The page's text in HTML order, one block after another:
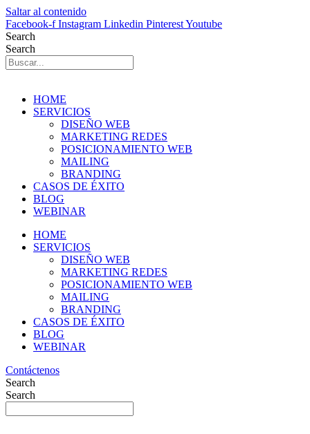
Saltar al contenido
Facebook-f Instagram Linkedin PinterestYoutube
Search
Search
HOME
SERVICIOS
DISEÑO WEB
MARKETING REDES
POSICIONAMIENTO WEB
MAILING
BRANDING
CASOS DE ÉXITO
BLOG
WEBINAR
HOME
SERVICIOS
DISEÑO WEB
MARKETING REDES
POSICIONAMIENTO WEB
MAILING
BRANDING
CASOS DE ÉXITO
BLOG
WEBINAR
Contáctenos
Search
Search